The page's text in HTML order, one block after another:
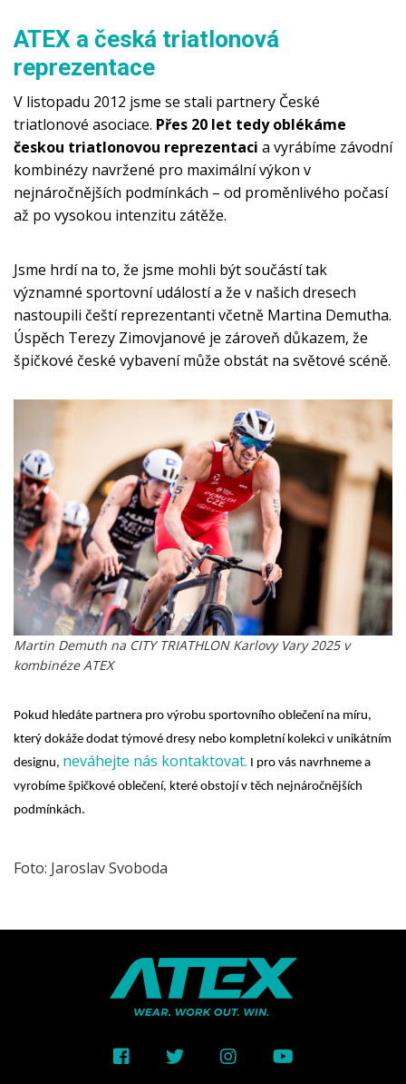
ATEX a česká triatlonová
reprezentace
V listopadu 2012 jsme se stali partnery České
triatlonové asociace. Přes 20 let tedy oblékáme
českou triatlonovou reprezentaci a vyrábíme závodní
kombinézy navržené pro maximální výkon v
nejnáročnějších podmínkách – od proměnlivého počasí
až po vysokou intenzitu zátěže.
Jsme hrdí na to, že jsme mohli být součástí tak
významné sportovní událostí a že v našich dresech
nastoupili čeští reprezentanti včetně Martina Demutha.
Úspěch Terezy Zimovjanové je zároveň důkazem, že
špičkové české vybavení může obstát na světové scéně.
Martin Demuth na CITY TRIATHLON Karlovy Vary 2025 v
kombinéze ATEX
Pokud hledáte partnera pro výrobu sportovního oblečení na míru,
který dokáže dodat týmové dresy nebo kompletní kolekci v unikátním
designu, neváhejte nás kontaktovat. I pro vás navrhneme a
vyrobíme špičkové oblečení, které obstojí v těch nejnáročnějších
podmínkách.
Foto: Jaroslav Svoboda